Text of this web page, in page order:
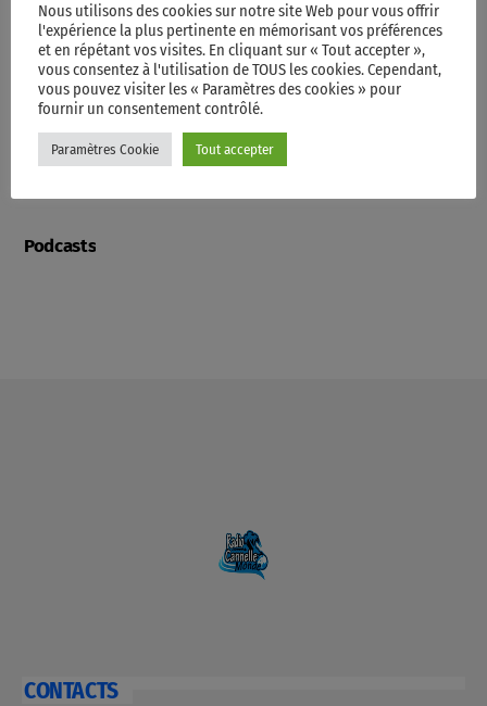
Contacts
Videos
Podcasts
CONTACTS
Nous utilisons des cookies sur notre site Web pour vous offrir
l'expérience la plus pertinente en mémorisant vos préférences
et en répétant vos visites. En cliquant sur « Tout accepter »,
vous consentez à l'utilisation de TOUS les cookies. Cependant,
vous pouvez visiter les « Paramètres des cookies » pour
fournir un consentement contrôlé.
Paramètres Cookie Tout accepter